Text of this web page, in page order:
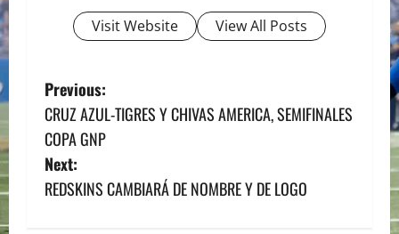
Visit Website View All Posts
P
o
s
t
Previous:
CRUZ AZUL-TIGRES Y CHIVAS AMERICA, SEMIFINALES
COPA GNP
Next:
REDSKINS CAMBIARÁ DE NOMBRE Y DE LOGO